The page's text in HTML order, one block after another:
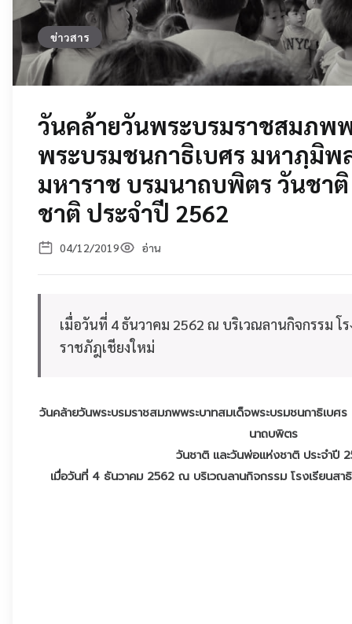
ข่าวสาร
วันคล้ายวันพระบรมราชสมภพ
พระบรมชนกาธิเบศร มหาภฺมิพ
มหาราช บรมนาถบพิตร วันชา
ชาติ ประจำปี 2562
04/12/2019 อ่าน
เมื่อวันที่ 4 ธันวาคม 2562 ณ บริเวณลานกิจกรรม โ
ราชภัฎเชียงใหม่
วันคล้ายวันพระบรมราชสมภพพระบาทสมเด็จพระบรมชนกาธิเบศ
นาถบพิตร
วันชาติ และวันพ่อแห่งชาติ ประจำปี
เมื่อวันที่ 4 ธันวาคม 2562 ณ บริเวณลานกิจกรรม โรงเรียนสา